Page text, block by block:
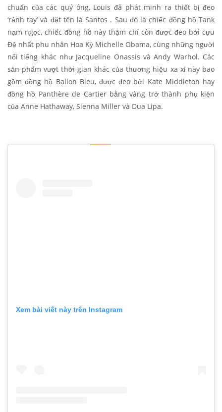
chuẩn của các quý ông, Louis đã phát minh ra thiết bị đeo
‘rảnh ​​tay’ và đặt tên là Santos . Sau đó là chiếc đồng hồ Tank
nạm ngọc, chiếc đồng hồ này thậm chí còn được đeo bởi cựu
Đệ nhất phu nhân Hoa Kỳ Michelle Obama, cùng những người
nổi tiếng khác như Jacqueline Onassis và Andy Warhol. Các
sản phẩm vượt thời gian khác của thương hiệu xa xỉ này bao
gồm đồng hồ Ballon Bleu, được đeo bởi Kate Middleton hay
đồng hồ Panthère de Cartier bằng vàng trở thành phụ kiện
của Anne Hathaway, Sienna Miller và Dua Lipa.
Xem bài viết này trên Instagram